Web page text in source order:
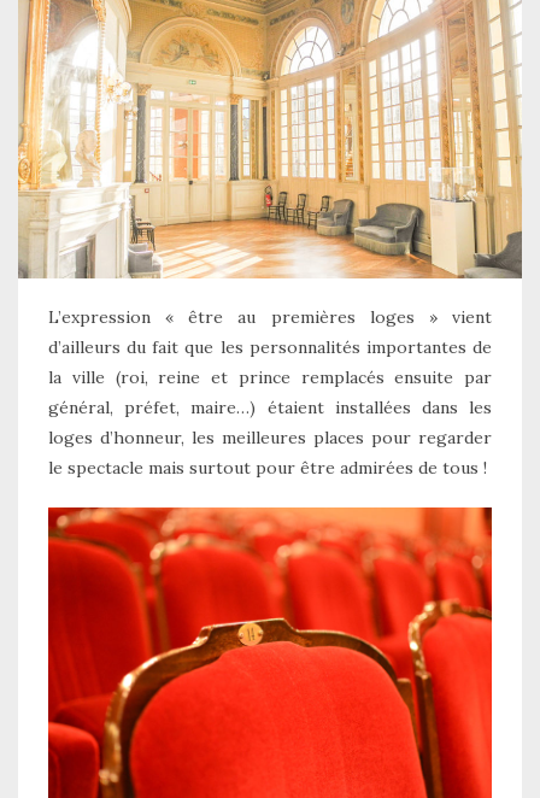
L’expression « être au premières loges » vient
d’ailleurs du fait que les personnalités importantes de
la ville (roi, reine et prince remplacés ensuite par
général, préfet, maire…) étaient installées dans les
loges d’honneur, les meilleures places pour regarder
le spectacle mais surtout pour être admirées de tous !